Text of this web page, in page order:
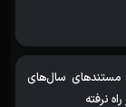
سال‌های
نرفته